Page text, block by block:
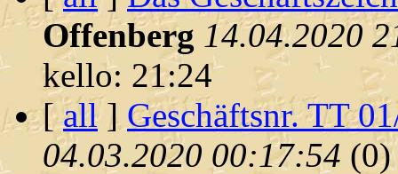
Offenberg 14.04.2020
kello: 21:24
[all] Geschäftsnr. TT
04.03.2020 00:17:54 (